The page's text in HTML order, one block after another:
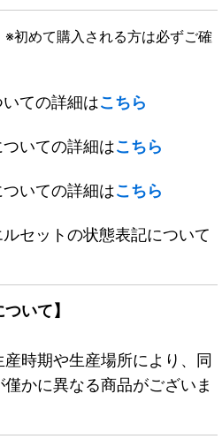
※初めて購入される方は必ずご確
ての詳細はこちら
いての詳細はこちら
いての詳細はこちら
セットの状態表記について
いて】
時期や生産場所により、同
かに異なる商品がございま